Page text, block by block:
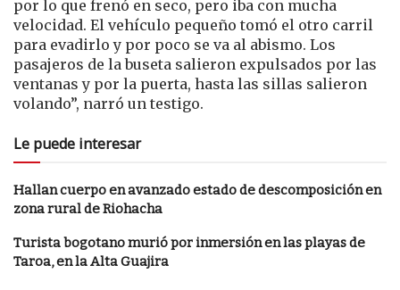
por lo que frenó en seco, pero iba con mucha
velocidad. El vehículo pequeño tomó el otro carril
para evadirlo y por poco se va al abismo. Los
pasajeros de la buseta salieron expulsados por las
ventanas y por la puerta, hasta las sillas salieron
volando”, narró un testigo.
Le puede interesar
Hallan cuerpo en avanzado estado de descomposición en
zona rural de Riohacha
Turista bogotano murió por inmersión en las playas de
Taroa, en la Alta Guajira